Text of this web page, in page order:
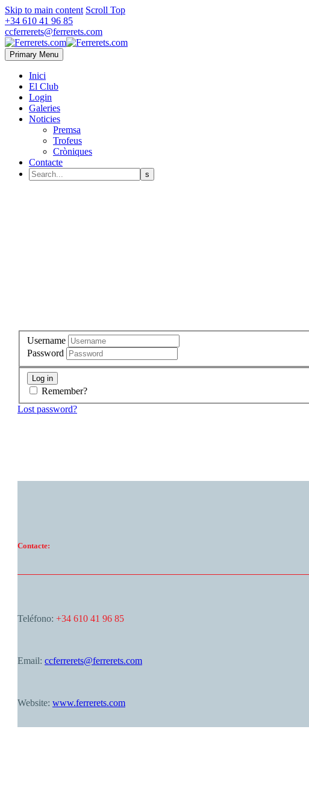
Skip to main content Scroll Top
+34 610 41 96 85
ccferrerets@ferrerets.com
Primary Menu
Inici
El Club
Login
Galeries
Noticies
Premsa
Trofeus
Cròniques
Contacte
Username
Password
Remember?
Lost password?
Contacte:
Teléfono: +34 610 41 96 85
Email: ccferrerets@ferrerets.com
Website: www.ferrerets.com